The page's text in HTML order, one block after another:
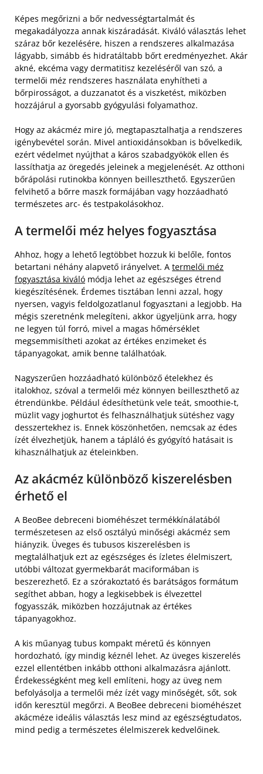
Képes megőrizni a bőr nedvességtartalmát és
megakadályozza annak kiszáradását. Kiváló választás lehet
száraz bőr kezelésére, hiszen a rendszeres alkalmazása
lágyabb, simább és hidratáltabb bőrt eredményezhet. Akár
akné, ekcéma vagy dermatitisz kezeléséről van szó, a
termelői méz rendszeres használata enyhítheti a
bőrpirosságot, a duzzanatot és a viszketést, miközben
hozzájárul a gyorsabb gyógyulási folyamathoz.
Hogy az akácméz mire jó, megtapasztalhatja a rendszeres
igénybevétel során. Mivel antioxidánsokban is bővelkedik,
ezért védelmet nyújthat a káros szabadgyökök ellen és
lassíthatja az öregedés jeleinek a megjelenését. Az otthoni
bőrápolási rutinokba könnyen beilleszthető. Egyszerűen
felvihető a bőrre maszk formájában vagy hozzáadható
természetes arc- és testpakolásokhoz.
A termelői méz helyes fogyasztása
Ahhoz, hogy a lehető legtöbbet hozzuk ki belőle, fontos
betartani néhány alapvető irányelvet. A termelői méz
fogyasztása kiváló módja lehet az egészséges étrend
kiegészítésének. Érdemes tisztában lenni azzal, hogy
nyersen, vagyis feldolgozatlanul fogyasztani a legjobb. Ha
mégis szeretnénk melegíteni, akkor ügyeljünk arra, hogy
ne legyen túl forró, mivel a magas hőmérséklet
megsemmisítheti azokat az értékes enzimeket és
tápanyagokat, amik benne találhatóak.
Nagyszerűen hozzáadható különböző ételekhez és
italokhoz, szóval a termelői méz könnyen beilleszthető az
étrendünkbe. Például édesíthetünk vele teát, smoothie-t,
müzlit vagy joghurtot és felhasználhatjuk sütéshez vagy
desszertekhez is. Ennek köszönhetően, nemcsak az édes
ízét élvezhetjük, hanem a tápláló és gyógyító hatásait is
kihasználhatjuk az ételeinkben.
Az akácméz különböző kiszerelésben
érhető el
A BeoBee debreceni bioméhészet termékkínálatából
természetesen az első osztályú minőségi akácméz sem
hiányzik. Üveges és tubusos kiszerelésben is
megtalálhatjuk ezt az egészséges és ízletes élelmiszert,
utóbbi változat gyermekbarát maciformában is
beszerezhető. Ez a szórakoztató és barátságos formátum
segíthet abban, hogy a legkisebbek is élvezettel
fogyasszák, miközben hozzájutnak az értékes
tápanyagokhoz.
A kis műanyag tubus kompakt méretű és könnyen
hordozható, így mindig kéznél lehet. Az üveges kiszerelés
ezzel ellentétben inkább otthoni alkalmazásra ajánlott.
Érdekességként meg kell említeni, hogy az üveg nem
befolyásolja a termelői méz ízét vagy minőségét, sőt, sok
időn keresztül megőrzi. A BeoBee debreceni bioméhészet
akácméze ideális választás lesz mind az egészségtudatos,
mind pedig a természetes élelmiszerek kedvelőinek.